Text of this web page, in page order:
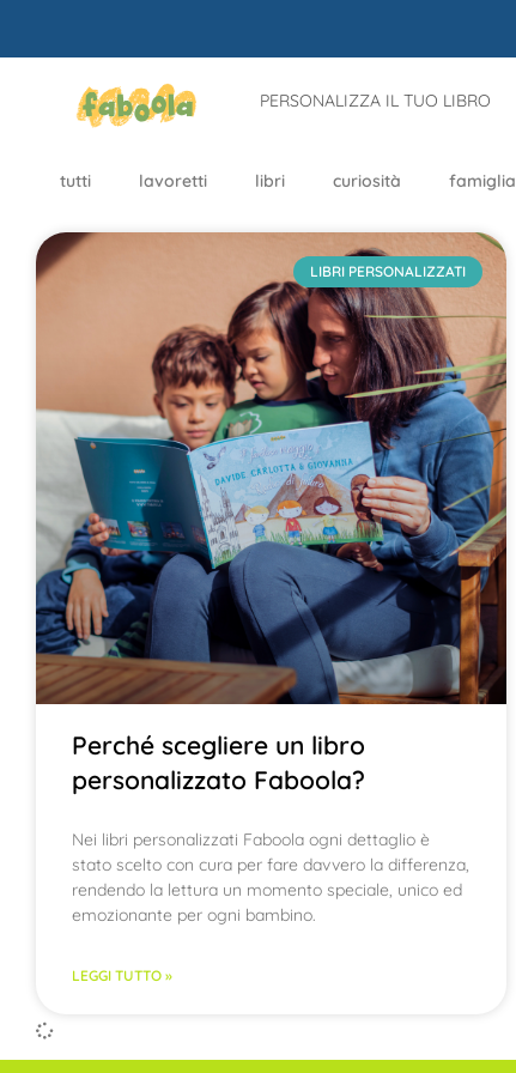
PERSONALIZZA IL TUO LIBRO
tutti lavoretti libri curiosità famiglia
LIBRI PERSONALIZZATI
Perché scegliere un libro
personalizzato Faboola?
Nei libri personalizzati Faboola ogni dettaglio è
stato scelto con cura per fare davvero la differenza,
rendendo la lettura un momento speciale, unico ed
emozionante per ogni bambino.
LEGGI TUTTO »